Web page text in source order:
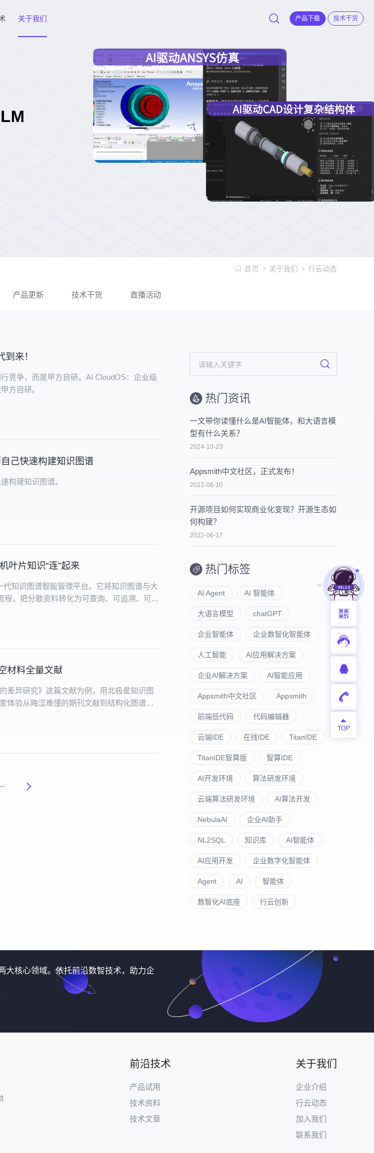
产品下载 技术干货
关于我们
首页 关于我们 行云动态
产品更新 技术干货 直播活动
来！
竞争，而是甲方自研。AI CloudOS：企业级
方自研。
己快速构建知识图谱
构建知识图谱。
叶片知识“连”起来
知识图谱智能管理平台。它将知识图谱与大
，把分散资料转化为可查询、可追溯、可持
材料全量文献
差异研究》这篇文献为例，用北极星知识图
体验从晦涩难懂的期刊文献到结构化图谱的
热门资讯
一文带你读懂什么是AI智能体，和大语言模
型有什么关系？
2024-10-23
Appsmith中文社区，正式发布！
2022-06-10
开源项目如何实现商业化变现？开源生态如
何构建？
2022-06-17
热门标签
AI Agent AI 智能体
大语言模型 chatGPT
企业智能体 企业数智化智能体
人工智能 AI应用解决方案
企业AI解决方案 AI智能应用
Appsmith中文社区 Appsmith
前端低代码 代码编辑器
云端IDE 在线IDE TitanIDE
TitanIDE智算版 智算IDE
AI开发环境 算法研发环境
云端算法研发环境 AI算法开发
NebulaAI 企业AI助手
NL2SQL 知识库 AI智能体
AI应用开发 企业数字化智能体
Agent AI 智能体
数智化AI底座 行云创新
大核心领域。依托前沿数智技术，助力企
前沿技术
产品试用
技术资料
技术文章
关于我们
企业介绍
行云动态
加入我们
联系我们